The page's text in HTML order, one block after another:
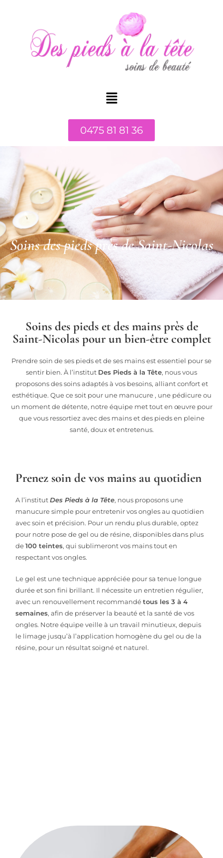
0475 81 81 36
Soins des pieds près de Saint-Nicolas
Soins des pieds et des mains près de
Saint-Nicolas pour un bien-être complet
Prendre soin de ses pieds et de ses mains est essentiel pour se
sentir bien. À l’institut Des Pieds à la Tête, nous vous
proposons des soins adaptés à vos besoins, alliant confort et
esthétique. Que ce soit pour une manucure , une pédicure ou
un moment de détente, notre équipe met tout en œuvre pour
que vous ressortiez avec des mains et des pieds en pleine
santé, doux et entretenus.
Prenez soin de vos mains au quotidien
A l’institutDes Pieds à la Tête, nous proposons une
manucure simple pour entretenir vos ongles au quotidien
avec soin et précision. Pour un rendu plus durable, optez
pour notre pose de gel ou de résine, disponibles dans plus
de100 teintes, qui sublimeront vos mains tout en
respectant vos ongles.
Le gel est une technique appréciée pour sa tenue longue
durée et son fini brillant. Il nécessite un entretien régulier,
avec un renouvellement recommandétous les 3 à 4
semaines, afin de préserver la beauté et la santé de vos
ongles. Notre équipe veille à un travail minutieux, depuis
le limage jusqu’à l’application homogène du gel ou de la
résine, pour un résultat soigné et naturel.